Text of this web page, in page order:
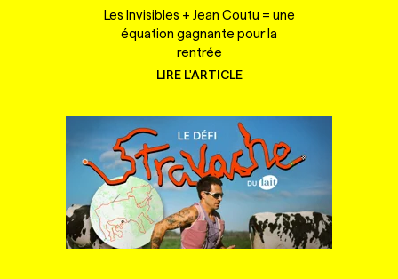
Les Invisibles + Jean Coutu = une
équation gagnante pour la
rentrée
LIRE L'ARTICLE